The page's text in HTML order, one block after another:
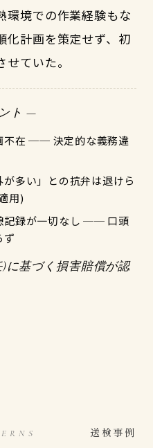
環境での作業経験もな
化計画を策定せず、初
ていた。
ト —
不在 ── 決定的な義務違
が多い」との抗弁は退けら
用)
記録が一切なし ── 口頭
ず
に基づく損害賠償が認
送検事例